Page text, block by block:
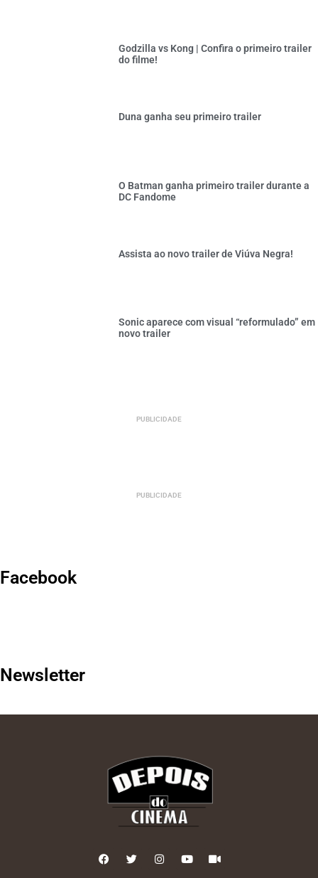
Godzilla vs Kong | Confira o primeiro trailer
do filme!
Duna ganha seu primeiro trailer
O Batman ganha primeiro trailer durante a
DC Fandome
Assista ao novo trailer de Viúva Negra!
Sonic aparece com visual “reformulado” em
novo trailer
PUBLICIDADE
PUBLICIDADE
Facebook
Newsletter